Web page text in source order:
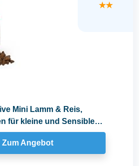
★★
Mini Lamm & Reis,
für kleine und Sensible
Zum Angebot